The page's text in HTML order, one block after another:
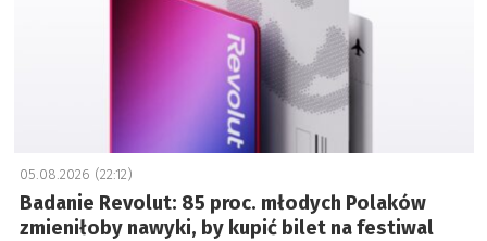
05.08.2026 (22:12)
Badanie Revolut: 85 proc. młodych Polaków
zmieniłoby nawyki, by kupić bilet na festiwal